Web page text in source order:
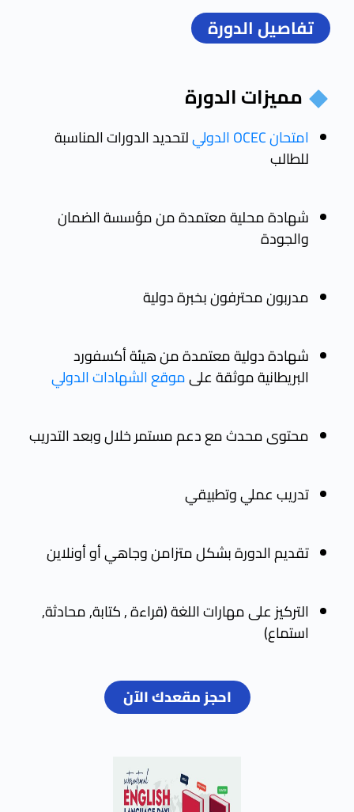
تفاصيل الدورة
مميزات الدورة
امتحان OCEC الدولي
لتحديد الدورات المناسبة
للطالب
شهادة محلية معتمدة من مؤسسة الضمان
والجودة
مدربون محترفون بخبرة دولية
شهادة دولية معتمدة من هيئة أكسفورد
البريطانية موثقة علىموقع الشهادات الدولي
محتوى محدث مع دعم مستمر خلال وبعد التدريب
تدريب عملي وتطبيقي
تقديم الدورة بشكل متزامن وجاهي أو أونلاين
التركيز على مهارات اللغة (قراءة , كتابة, محادثة,
استماع)
احجز مقعدك الآن